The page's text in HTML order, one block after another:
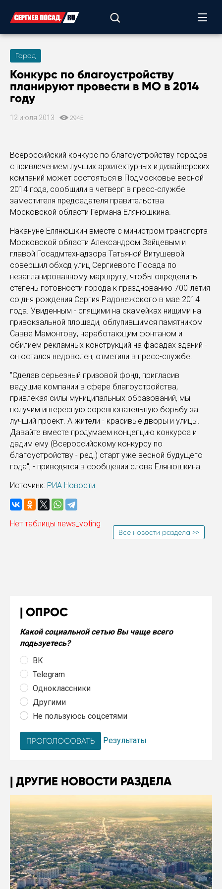
Город
Конкурс по благоустройству
планируют провести в МО в 2014
году
12 июля 2013 2945
Всероссийский конкурс по благоустройству городов
с привлечением лучших архитектурных и дизайнерских
компаний может состояться в Подмосковье весной
2014 года, сообщили в четверг в пресс-службе
заместителя председателя правительства
Московской области Германа Елянюшкина.
Накануне Елянюшкин вместе с министром транспорта
Московской области Александром Зайцевым и
главой Госадмтехнадзора Татьяной Витушевой
совершил обход улиц Сергиевого Посада по
незапланированному маршруту, чтобы определить
степень готовности города к празднованию 700-летия
со дня рождения Сергия Радонежского в мае 2014
года. Увиденным - спящими на скамейках нищими на
привокзальной площади, облупившимся памятником
Савве Мамонтову, неработающим фонтаном и
обилием рекламных конструкций на фасадах зданий -
он остался недоволен, отметили в пресс-службе.
"Сделав серьезный призовой фонд, пригласив
ведущие компании в сфере благоустройства,
привлекая силы муниципальных образований, мы
получим интересную соревновательную борьбу за
лучший проект. А жители - красивые дворы и улицы.
Давайте вместе продумаем концепцию конкурса и
дадим ему (Всероссийскому конкурсу по
благоустройству - ред.) старт уже весной будущего
года", - приводятся в сообщении слова Елянюшкина.
Источинк: РИА Новости
Нет таблицы news_voting
Все новости раздела >>
ОПРОС
Какой социальной сетью Вы чаще всего
подьзуетесь?
ВК
Telegram
Одноклассники
Другими
Не пользуюсь соцсетями
Результаты
ДРУГИЕ НОВОСТИ РАЗДЕЛА